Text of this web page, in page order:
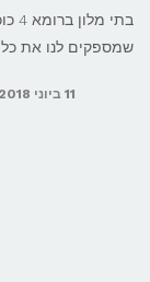
שמספקים לנו את
11 ביוני 2018